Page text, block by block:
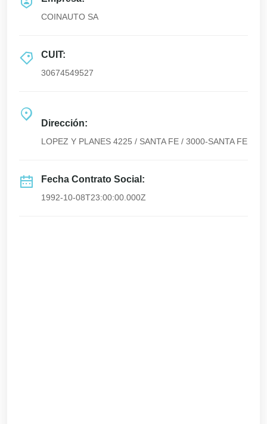
COINAUTO SA
CUIT:
30674549527
Dirección:
LOPEZ Y PLANES 4225 / SANTA FE / 3000-SANTA FE
Fecha Contrato Social:
1992-10-08T23:00:00.000Z